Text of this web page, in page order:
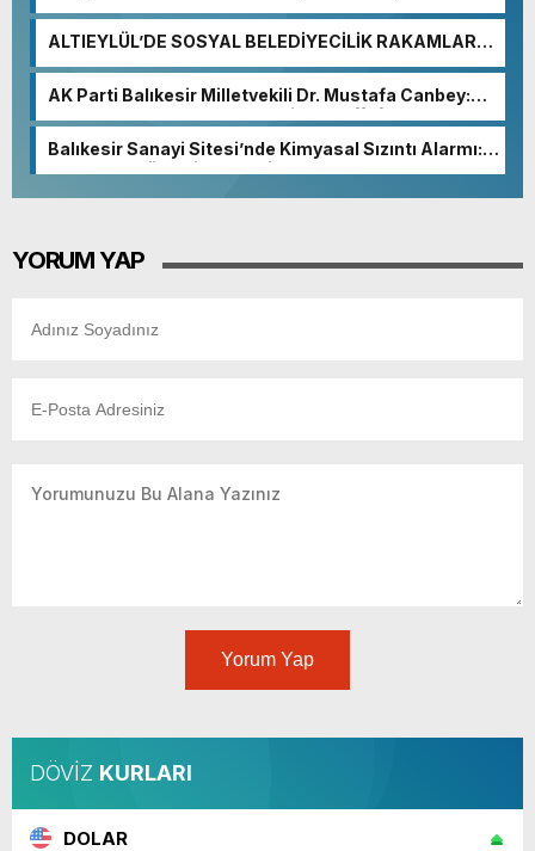
ALTIEYLÜL’DE SOSYAL BELEDİYECİLİK RAKAMLARA
AK Parti Balıkesir Milletvekili Dr. Mustafa Canbey:
“Medyanın varlığı, demokratik ve şeffaf toplumun
Balıkesir Sanayi Sitesi’nde Kimyasal Sızıntı Alarmı:
52. Sokak Güvenlik Nedeniyle Boşaltıldı
YORUM YAP
Yorum Yap
DÖVİZ KURLARI
DOLAR